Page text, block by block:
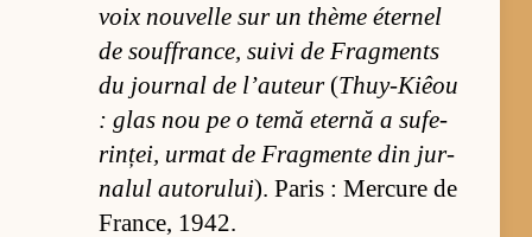
voix no­u­velle sur un thème éter­nel
de so­uffran­ce, suivi de Frag­ments
du jo­ur­nal de l’a­u­teur(Thuy-Kiêou
: glas nou pe o temă eternă a su­fe­
rin­ței, ur­mat de Frag­mente din jur­
na­lul au­to­ru­lui). Pa­ris : Mer­cure de
Fran­ce, 1942.